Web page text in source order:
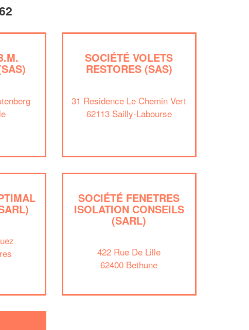
SOCIÉTÉ VOLETS
RESTORES (SAS)
31 Residence Le Chemin Vert
62113 Sailly-Labourse
SOCIÉTÉ FENETRES
ISOLATION CONSEILS
(SARL)
422 Rue De Lille
62400 Bethune
✕
professionnel ?
Augmentez votrechiffre d'affaires
margestout en gagnant de
nouveaux clients
En savoir plus